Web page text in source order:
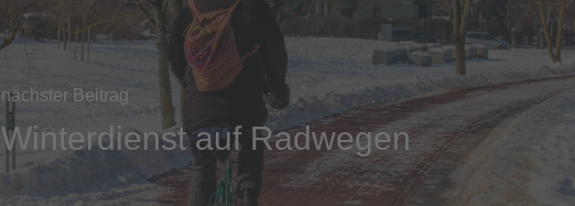
nächster Beitrag
Winterdienst auf Radwegen